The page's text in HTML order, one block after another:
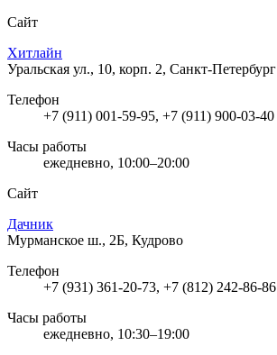
Сайт
Хитлайн
Уральская ул., 10, корп. 2, Санкт-Петербург
Телефон
+7 (911) 001-59-95, +7 (911) 900-03-40
Часы работы
ежедневно, 10:00–20:00
Сайт
Дачник
Мурманское ш., 2Б, Кудрово
Телефон
+7 (931) 361-20-73, +7 (812) 242-86-86
Часы работы
ежедневно, 10:30–19:00